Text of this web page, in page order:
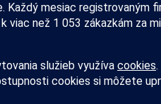
Každý mesiac registrovaným
viac než 1 053 zákazkám za
služieb využíva cookies.
cookies si môžete